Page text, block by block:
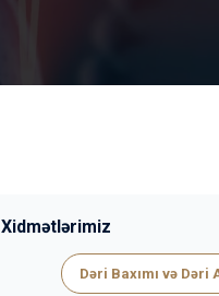
Xidmətlərimiz
Dəri Baxımı və Dəri